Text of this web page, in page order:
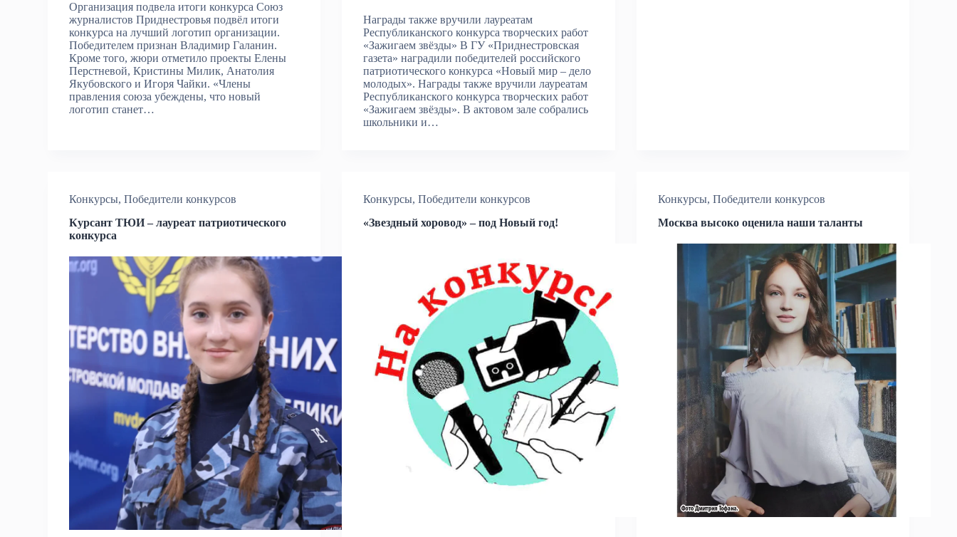
Организация подвела итоги конкурса Союз
журналистов Приднестровья подвёл итоги
конкурса на лучший логотип организации.
Победителем признан Владимир Галанин.
Кроме того, жюри отметило проекты Елены
Перстневой, Кристины Милик, Анатолия
Якубовского и Игоря Чайки. «Члены
правления союза убеждены, что новый
логотип станет…
Награды также вручили лауреатам
Республиканского конкурса творческих работ
«Зажигаем звёзды» В ГУ «Приднестровская
газета» наградили победителей российского
патриотического конкурса «Новый мир – дело
молодых». Награды также вручили лауреатам
Республиканского конкурса творческих работ
«Зажигаем звёзды». В актовом зале собрались
школьники и…
Конкурсы,Победители конкурсов
Курсант ТЮИ – лауреат патриотического
конкурса
Конкурсы,Победители конкурсов
«Звездный хоровод» – под Новый год!
Конкурсы, Победители конкурсов
Москва высоко оценила наши таланты